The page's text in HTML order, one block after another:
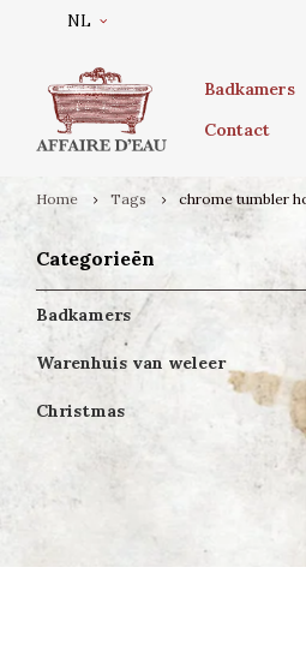
NL
Badkamers
Contact
Home Tags chrome tumbler
Categorieën
Badkamers
Warenhuis van weleer
Christmas